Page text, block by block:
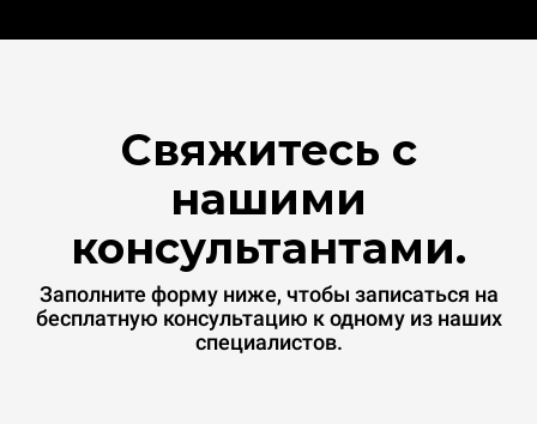
Свяжитесь с
нашими
консультантами.
Заполните форму ниже, чтобы записаться на
бесплатную консультацию к одному из наших
специалистов.